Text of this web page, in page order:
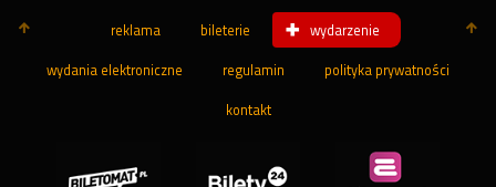
reklama bileterie wydarzenie
wydania elektroniczne regulamin polityka prywatności
kontakt